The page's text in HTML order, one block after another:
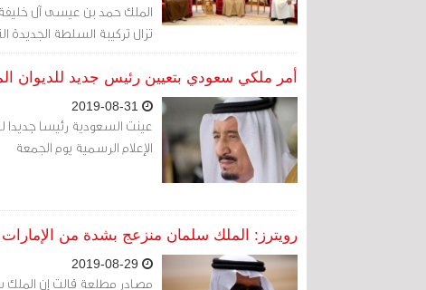
الملك حمد بن عيسى آل
تزال تركيبة السلطة الجديدة
قد حدث بشكل ملموس...
أمر ملكي سعودي بتعيين رئيس جديد للديوان
عينت السعودية رئيسا
الإعلام الرسمية يوم الجمعة
رويترز: الملك سلمان منزعج بشدة من
مصادر مطلعة قالت إن